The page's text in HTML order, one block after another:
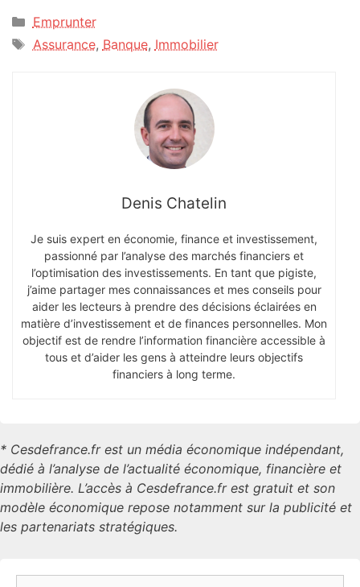
Catégories
Emprunter
Étiquettes
Assurance, Banque, Immobilier
Denis Chatelin
Je suis expert en économie, finance et investissement,
passionné par l’analyse des marchés financiers et
l’optimisation des investissements. En tant que pigiste,
j’aime partager mes connaissances et mes conseils pour
aider les lecteurs à prendre des décisions éclairées en
matière d’investissement et de finances personnelles. Mon
objectif est de rendre l’information financière accessible à
tous et d’aider les gens à atteindre leurs objectifs
financiers à long terme.
* Cesdefrance.fr est un média économique indépendant,
dédié à l’analyse de l’actualité économique, financière et
immobilière. L’accès à Cesdefrance.fr est gratuit et son
modèle économique repose notamment sur la publicité et
les partenariats stratégiques.